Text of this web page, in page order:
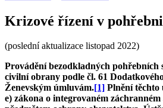
Krizové řízení v
(poslední aktualizace listopad 2022)
Provádění bezodkladných pohřebních
civilní obrany podle čl. 61
Ženevským úmluvám.[1] Plnění těchto
e) zákona o integrovaném